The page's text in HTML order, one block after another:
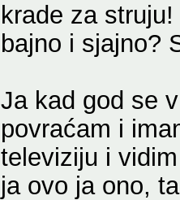
krade za
bajno i sjajno?
Ja kad god se
povraćam i
televiziju i
ja ovo ja ono,